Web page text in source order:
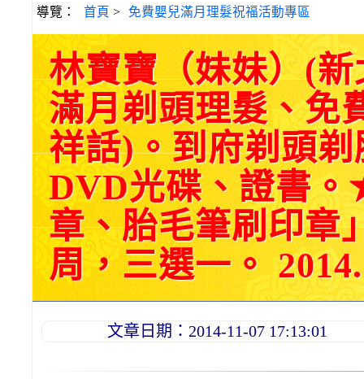
導覽： 首頁 > 免費嬰兒滿月理髮祝福活動專區
林寶寶（妹妹）(
滿月剃頭理髮、免
祥話)。到府剃頭
DVD光碟、證書
章、胎毛筆刷印章
周，三選一。
文章日期：2014-11-07 17:13:01